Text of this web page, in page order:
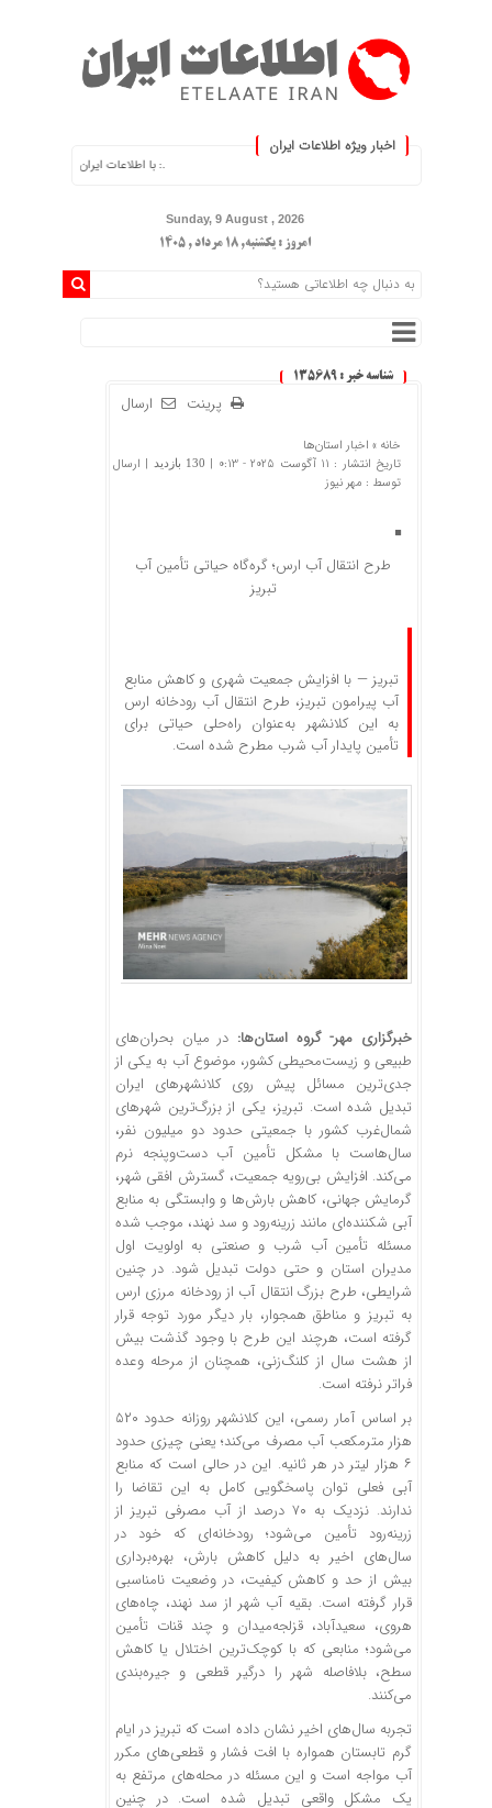
اخبار ویژه اطلاعات ایران
.: با اطلاعات ایران، اطلاعات خود را به‌روز کنید :.
Sunday, 9 August , 2026
امروز : یکشنبه, ۱۸ مرداد , ۱۴۰۵
شناسه خبر : 135689
ارسال پرینت
خانه » اخبار استان‌ها
تاریخ انتشار : 11 آگوست 2025 - 0:13 |
130 بازدید
| ارسال
توسط : مهر نیوز
طرح انتقال آب ارس؛ گره‌گاه حیاتی تأمین آب
تبریز
تبریز — با افزایش جمعیت شهری و کاهش منابع
آب پیرامون تبریز، طرح انتقال آب رودخانه ارس
به این کلانشهر به‌عنوان راه‌حلی حیاتی برای
تأمین پایدار آب شرب مطرح شده است.
خبرگزاری مهر- گروه استان‌ها: در میان بحران‌های
طبیعی و زیست‌محیطی کشور، موضوع آب به یکی از
جدی‌ترین مسائل پیش روی کلانشهرهای ایران
تبدیل شده است. تبریز، یکی از بزرگ‌ترین شهرهای
شمال‌غرب کشور با جمعیتی حدود دو میلیون نفر،
سال‌هاست با مشکل تأمین آب دست‌وپنجه نرم
می‌کند. افزایش بی‌رویه جمعیت، گسترش افقی شهر،
گرمایش جهانی، کاهش بارش‌ها و وابستگی به منابع
آبی شکننده‌ای مانند زرینه‌رود و سدنهند، موجب شده
مسئله تأمین آب شرب و صنعتی به اولویت اول
مدیران استان و حتی دولت تبدیل شود. در چنین
شرایطی، طرح بزرگ انتقال آب از رودخانه مرزی ارس
به تبریز و مناطق همجوار، بار دیگر مورد توجه قرار
گرفته است، هرچند این طرح با وجود گذشت بیش
از هشت سال از کلنگ‌زنی، همچنان از مرحله وعده
فراتر نرفته است.
بر اساس آمار رسمی، اینکلانشهر
روزانه حدود ۵۲۰
هزار مترمکعب آب مصرف می‌کند؛ یعنی چیزی حدود
۶ هزار لیتر در هر ثانیه. این در حالی است که منابع
آبی فعلی توان پاسخگویی کامل به این تقاضا را
ندارند. نزدیک به ۷۰ درصد از آب مصرفی تبریز از
زرینه‌رود تأمین می‌شود؛ رودخانه‌ای که خود در
سال‌های اخیر به دلیل کاهش بارش، بهره‌برداری
بیش از حد و کاهش کیفیت، در وضعیت نامناسبی
قرار گرفته است. بقیه آب شهر از سدنهند، چاه‌های
هروی، سعیدآباد، قزلجه‌میدان و چند قنات تأمین
می‌شود؛ منابعی که با کوچک‌ترین اختلال یا کاهش
سطح، بلافاصله شهر را درگیر قطعی و جیره‌بندی
می‌کنند.
تجربه سال‌های اخیر نشان داده است که تبریز در ایام
گرم تابستان همواره با افت فشار و قطعی‌های مکرر
آب مواجه است و این مسئله در محله‌های مرتفع به
یک مشکل واقعی تبدیل شده است. در چنین